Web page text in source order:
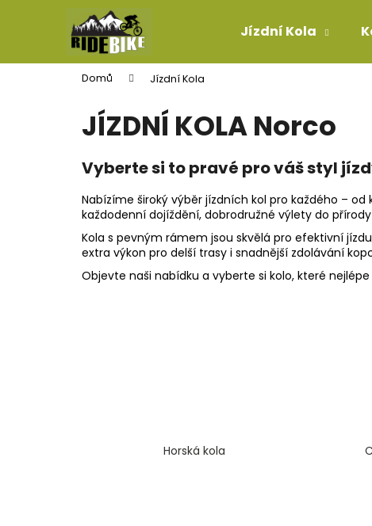
Jízdní Kola
Domů Jízdní Kola
JÍZDNÍ KOLA Norco
Vyberte si to pravé pro váš styl
Nabízíme široký výběr jízdních kol pro každého –
každodenní dojíždění, dobrodružné výlety do
Kola s pevným rámem jsou skvělá pro efektivní
extra výkon pro delší trasy i snadnější zdolávání
Objevte naši nabídku a vyberte si kolo, které
Horská kola
í
Zpět
do
obchodu
Zpět
do
obchodu